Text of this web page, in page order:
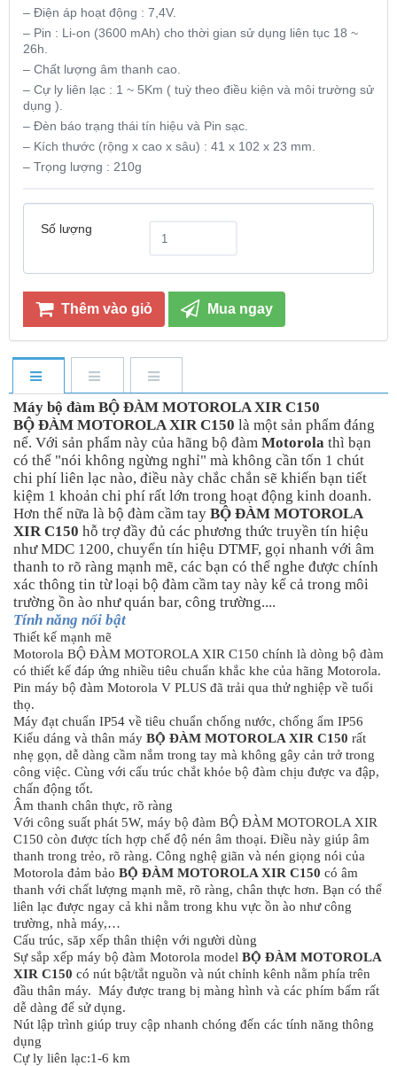
– Điện áp hoạt động : 7,4V.
– Pin : Li-on (3600 mAh) cho thời gian sử dụng liên tục 18 ~
26h.
– Chất lượng âm thanh cao.
– Cự ly liên lạc : 1 ~ 5Km ( tuỳ theo điều kiện và môi trường sử
dụng ).
– Đèn báo trạng thái tín hiệu và Pin sạc.
– Kích thước (rộng x cao x sâu) : 41 x 102 x 23 mm.
– Trọng lượng : 210g
Số lượng
Thêm vào giỏ Mua ngay
Máy bộ đàm BỘ ĐÀM MOTOROLA XIR C150
BỘ ĐÀM MOTOROLA XIR C150 là một sản phẩm đáng
nể. Với sản phẩm này của hãng bộ đàm Motorola thì bạn
có thể "nói không ngừng nghỉ" mà không cần tốn 1 chút
chi phí liên lạc nào, điều này chắc chắn sẽ khiến bạn tiết
kiệm 1 khoản chi phí rất lớn trong hoạt động kinh doanh.
Hơn thế nữa là bộ đàm cầm tay BỘ ĐÀM MOTOROLA
XIR C150 hỗ trợ đầy đủ các phương thức truyền tín hiệu
như MDC 1200, chuyển tín hiệu DTMF, gọi nhanh với âm
thanh to rõ ràng mạnh mẽ, các bạn có thể nghe được chính
xác thông tin từ loại bộ đàm cầm tay này kể cả trong môi
trường ồn ào như quán bar, công trường....
Tính năng nổi bật
Thiết kế mạnh mẽ
Motorola BỘ ĐÀM MOTOROLA XIR C150 chính là dòng bộ đàm
có thiết kế đáp ứng nhiều tiêu chuẩn khắc khe của hãng Motorola.
Pin máy bộ đàm Motorola V PLUS đã trải qua thử nghiệp về tuổi
thọ.
Máy đạt chuẩn IP54 về tiêu chuẩn chống nước, chống ẩm IP56
Kiểu dáng và thân máy BỘ ĐÀM MOTOROLA XIR C150 rất
nhẹ gọn, dễ dàng cầm nắm trong tay mà không gây cản trở trong
công việc. Cùng với cấu trúc chắt khỏe bộ đàm chịu được va đập,
chấn động tốt.
Âm thanh chân thực, rõ ràng
Với công suất phát 5W, máy bộ đàm BỘ ĐÀM MOTOROLA XIR
C150 còn được tích hợp chế độ nén âm thoại. Điều này giúp âm
thanh trong trẻo, rõ ràng. Công nghệ giãn và nén giọng nói của
Motorola đảm bảo BỘ ĐÀM MOTOROLA XIR C150 có âm
thanh với chất lượng mạnh mẽ, rõ ràng, chân thực hơn. Bạn có thể
liên lạc được ngay cả khi nằm trong khu vực ồn ào như công
trường, nhà máy,…
Cấu trúc, săp xếp thân thiện với người dùng
Sự sắp xếp máy bộ đàm Motorola model BỘ ĐÀM MOTOROLA
XIR C150 có nút bật/tắt nguồn và nút chỉnh kênh nằm phía trên
đầu thân máy. Máy được trang bị màng hình và các phím bấm rất
dễ dàng để sử dụng.
Nút lập trình giúp truy cập nhanh chóng đến các tính năng thông
dụng
Cự ly liên lạc:1-6 km